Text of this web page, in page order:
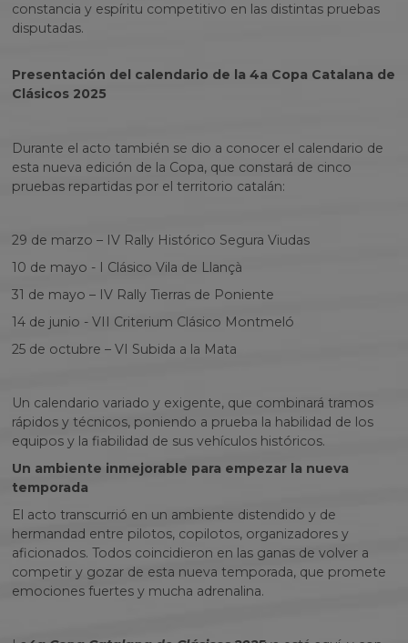
constancia y espíritu competitivo en las distintas pruebas
disputadas.
Presentación del calendario de la 4a Copa Catalana de
Clásicos 2025
Durante el acto también se dio a conocer el calendario de
esta nueva edición de la Copa, que constará de cinco
pruebas repartidas por el territorio catalán:
29 de marzo – IV Rally Histórico Segura Viudas
10 de mayo - I Clásico Vila de Llançà
31 de mayo – IV Rally Tierras de Poniente
14 de junio - VII Criterium Clásico Montmeló
25 de octubre – VI Subida a la Mata
Un calendario variado y exigente, que combinará tramos
rápidos y técnicos, poniendo a prueba la habilidad de los
equipos y la fiabilidad de sus vehículos históricos.
Un ambiente inmejorable para empezar la nueva
temporada
El acto transcurrió en un ambiente distendido y de
hermandad entre pilotos, copilotos, organizadores y
aficionados. Todos coincidieron en las ganas de volver a
competir y gozar de esta nueva temporada, que promete
emociones fuertes y mucha adrenalina.